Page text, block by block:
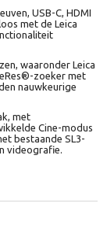
USB-C, HDMI
met de Leica
waaronder Leica
zoeker met
nauwkeurige
met
Cine-modus
bestaande SL3-
videografie.